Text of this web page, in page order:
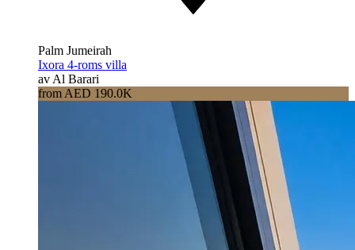
Palm Jumeirah
Ixora 4-roms villa
av Al Barari
from AED 190.0K